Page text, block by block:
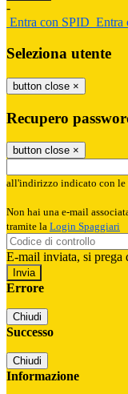
-
Entra con SPID Entra
Seleziona utente
button close ×
Recupero
button close ×
all'indirizzo indicato con le
Non hai una e-mail
tramite la Login Spaggiari
E-mail inviata, si prega
Errore
Chiudi
Successo
Chiudi
Informazione